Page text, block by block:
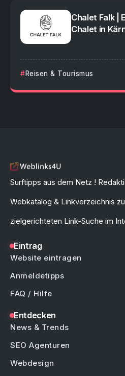
Chalet Falk |
Chalet in
Reisen & Tourismus
Surftipps aus dem Netz !
Webkatalog & Linkverzeichnis
zielgerichteten Link-Suche im
Eintrag
Website eintragen
Anmeldetipps
FAQ / Hilfe
Entdecken
News & Trends
SEO Agenturen
Webdesign